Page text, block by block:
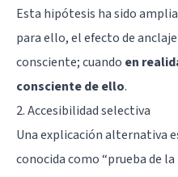
Esta hipótesis ha sido
para ello, el efecto de
consciente; cuando en
consciente de ello.
2. Accesibilidad selectiva
Una explicación alternativa
conocida como “prueba de